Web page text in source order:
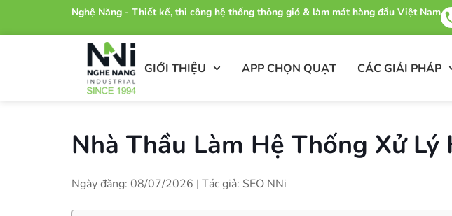
Nghệ Năng - Thiết kế, thi công hệ thống thông gió & làm mát hàng đầu Việt Nam
GIỚI THIỆU APP CHỌN QUẠT CÁC GIẢI PHÁP
Nhà Thầu Làm Hệ Thống Xử Lý
Ngày đăng: 08/07/2026 | Tác giả: SEO NNi